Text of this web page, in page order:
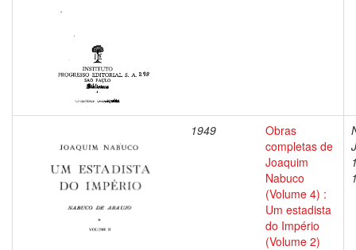
1949
Obras
completas de
Joaquim
Nabuco
(Volume 4) :
Um estadista
do Império
(Volume 2)